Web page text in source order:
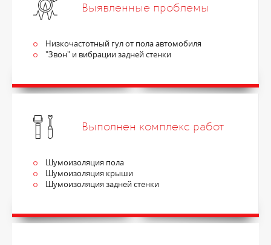
Выявленные проблемы
Низкочастотный гул от пола автомобиля
"Звон" и вибрации задней стенки
Выполнен комплекс работ
Шумоизоляция пола
Шумоизоляция крыши
Шумоизоляция задней стенки